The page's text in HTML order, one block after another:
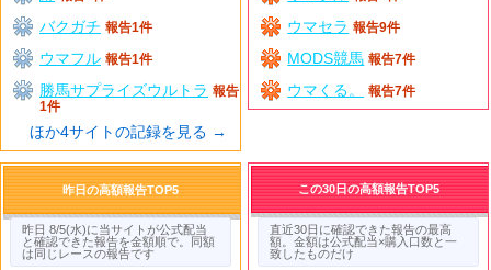
バクガチ 報告1件
ウマフル 報告1件
勝馬サプライズウルトラ 報告
1件
ほか4サイトの記録を見る →
ウマセラ 報告9件
MODS競馬 報告7件
ウマくる。 報告7件
昨日の高額報告TOP5
昨日 8/5(水)に当サイトが公式配当
と確認できた報告を金額順で。同額
は同じレースの報告です
この30日の高額報告TOP5
直近30日に確認できた報告の最高
額。金額は公式配当×購入口数と一
致したものだけ